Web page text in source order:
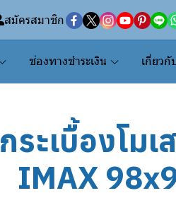
สมัครสมาชิก
ช่องทางชำระเงิน เกี่ยวกั
กระเบื้องโม
IMAX